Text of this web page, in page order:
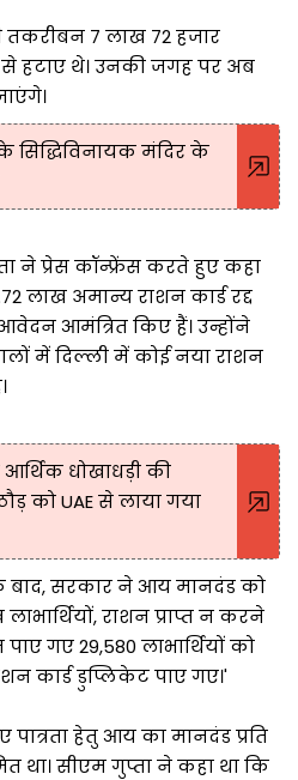
तकरीबन 7 लाख 72 हजार
हटाए थे। उनकी जगह पर अब
सिद्धिविनायक मंदिर के
ने प्रेस कॉन्फ्रेंस करते हुए कहा
लाख अमान्य राशन कार्ड रद्द
आमंत्रित किए हैं। उन्होंने
में दिल्ली में कोई नया राशन
धोखाधड़ी की
को UAE से लाया गया
बाद, सरकार ने आय मानदंड को
राशन प्राप्त न करने
गए 29,580 लाभार्थियों को
कार्ड डुप्लिकेट पाए गए।'
पात्रता हेतु आय का मानदंड प्रति
था। सीएम गुप्ता ने कहा था कि